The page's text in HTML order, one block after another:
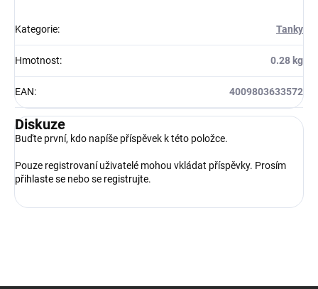
Kategorie: Tanky
Hmotnost: 0.28 kg
EAN: 4009803633572
Diskuze
Buďte první, kdo napíše příspěvek k této položce.
Pouze registrovaní uživatelé mohou vkládat příspěvky. Prosím
přihlaste se nebo se registrujte.